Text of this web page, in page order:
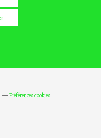
Préférences cookies